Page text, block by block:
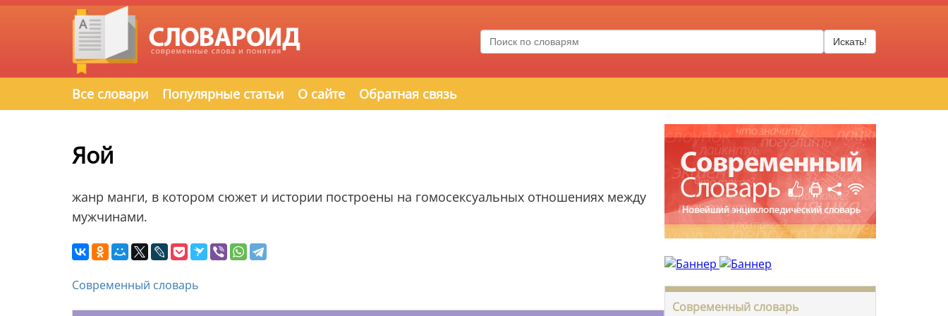
Искать!
Все словари Популярные статьи О сайте Обратная связь
Яой
жанр манги, в котором сюжет и истории построены на гомосексуальных отношениях между
мужчинами.
Современный словарь
Современный словарь